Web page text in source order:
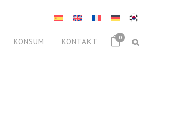
0
KONSUM KONTAKT